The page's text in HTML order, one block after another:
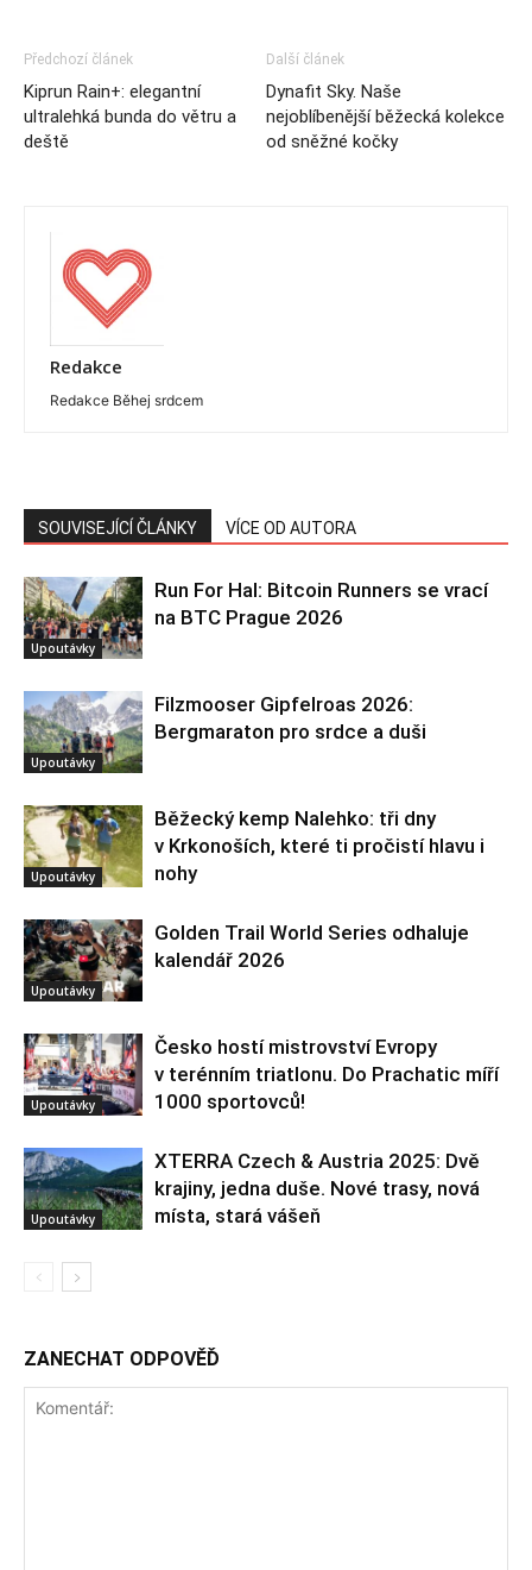
Předchozí článek
Kiprun Rain+: elegantní
ultralehká bunda do větru a
deště
Další článek
Dynafit Sky. Naše
nejoblíbenější běžecká kolekce
od sněžné kočky
Redakce
Redakce Běhej srdcem
SOUVISEJÍCÍ ČLÁNKY VÍCE OD AUTORA
Upoutávky
Run For Hal: Bitcoin Runners se vrací
na BTC Prague 2026
Upoutávky
Filzmooser Gipfelroas 2026:
Bergmaraton pro srdce a duši
Upoutávky
Běžecký kemp Nalehko: tři dny
v Krkonoších, které ti pročistí hlavu i
nohy
Upoutávky
Golden Trail World Series odhaluje
kalendář 2026
Upoutávky
Česko hostí mistrovství Evropy
v terénním triatlonu. Do Prachatic míří
1000 sportovců!
Upoutávky
XTERRA Czech & Austria 2025: Dvě
krajiny, jedna duše. Nové trasy, nová
místa, stará vášeň
ZANECHAT ODPOVĚĎ